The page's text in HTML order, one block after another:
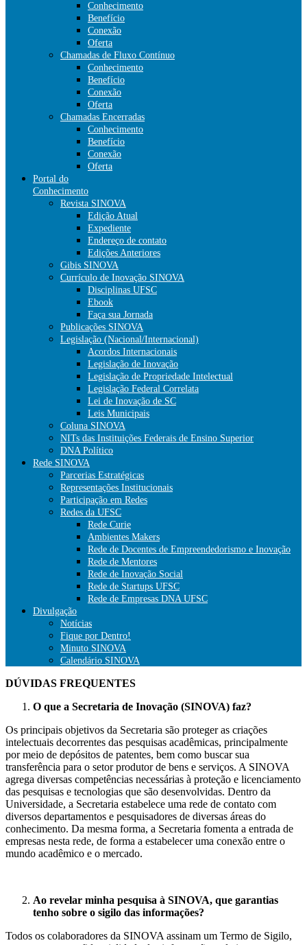
Conhecimento
Benefício
Conexão
Oferta
Chamadas de Fluxo Contínuo
Conhecimento
Benefício
Conexão
Oferta
Chamadas Encerradas
Conhecimento
Benefício
Conexão
Oferta
Portal do
Conhecimento
Revista SINOVA
Edição Atual
Expediente
Endereço de contato
Edições Anteriores
Gibis SINOVA
Currículo de Inovação SINOVA
Disciplinas UFSC
Ebook
Faça sua Jornada
Publicações SINOVA
Legislação (Nacional/Internacional)
Acordos Internacionais
Legislação de Inovação
Legislação de Propriedade Intelectual
Legislação Federal Correlata
Lei de Inovação de SC
Leis Municipais
Coluna SINOVA
NITs das Instituições Federais de Ensino Superior
DNA Político
Rede SINOVA
Parcerias Estratégicas
Representações Institucionais
Participação em Redes
Redes da UFSC
Rede Curie
Ambientes Makers
Rede de Docentes de Empreendedorismo e Inovação
Rede de Mentores
Rede de Inovação Social
Rede de Startups UFSC
Rede de Empresas DNA UFSC
Divulgação
Notícias
Fique por Dentro!
Minuto SINOVA
Calendário SINOVA
DÚVIDAS FREQUENTES
O que a Secretaria de Inovação (SINOVA) faz?
Os principais objetivos da Secretaria são proteger as criações
intelectuais decorrentes das pesquisas acadêmicas, principalmente
por meio de depósitos de patentes, bem como buscar sua
transferência para o setor produtor de bens e serviços. A SINOVA
agrega diversas competências necessárias à proteção e licenciamento
das pesquisas e tecnologias que são desenvolvidas. Dentro da
Universidade, a Secretaria estabelece uma rede de contato com
diversos departamentos e pesquisadores de diversas áreas do
conhecimento. Da mesma forma, a Secretaria fomenta a entrada de
empresas nesta rede, de forma a estabelecer uma conexão entre o
mundo acadêmico e o mercado.
Ao revelar minha pesquisa à SINOVA, que garantias
tenho sobre o sigilo das informações?
Todos os colaboradores da SINOVA assinam um Termo de Sigilo,